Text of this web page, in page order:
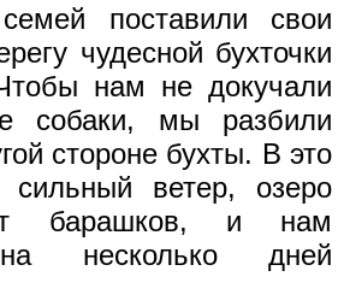
поставили свои
чудесной бухточки
нам не докучали
собаки, мы разбили
стороне бухты. В это
ветер, озеро
барашков, и нам
несколько дней